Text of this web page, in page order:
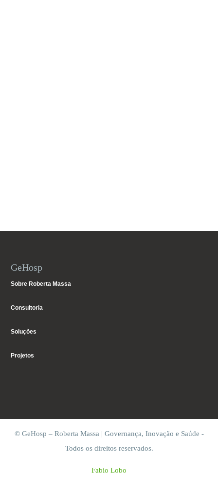
GeHosp
Sobre Roberta Massa
Consultoria
Soluções
Projetos
© GeHosp – Roberta Massa | Governança, Inovação e Saúde -
Todos os direitos reservados.
Fabio Lobo